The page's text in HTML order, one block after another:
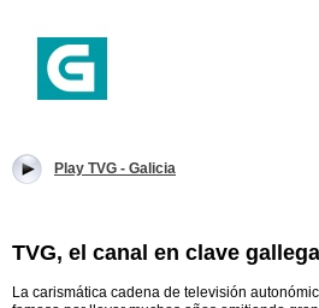
Play TVG - Galicia
TVG, el canal en clave gallega
La carismática cadena de televisión